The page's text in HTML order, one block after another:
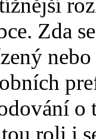
Zda
roli i